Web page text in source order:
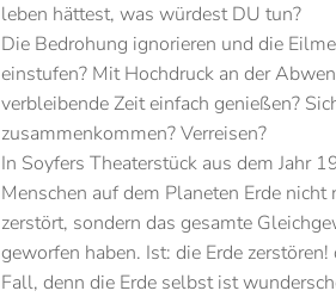
leben hättest, was würdest DU tun?
Die Bedrohung ignorieren und die
einstufen? Mit Hochdruck an der
verbleibende Zeit einfach genießen?
zusammenkommen? Verreisen?
In Soyfers Theaterstück aus dem Jahr
Menschen auf dem Planeten Erde
zerstört, sondern das gesamte
geworfen haben. Ist: die Erde
Fall, denn die Erde selbst ist